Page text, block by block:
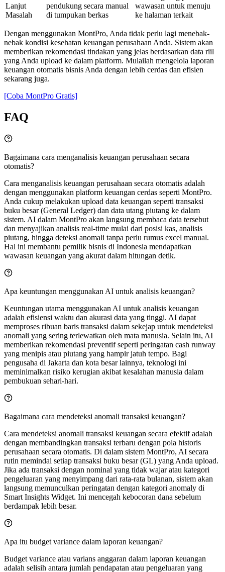
Lanjut
Masalah
pendukung secara manual
di tumpukan berkas
wawasan untuk menuju
ke halaman terkait
Dengan menggunakan MontPro, Anda tidak perlu lagi menebak-
nebak kondisi kesehatan keuangan perusahaan Anda. Sistem akan
memberikan rekomendasi tindakan yang jelas berdasarkan data riil
yang Anda upload ke dalam platform. Mulailah mengelola laporan
keuangan otomatis bisnis Anda dengan lebih cerdas dan efisien
sekarang juga.
[Coba MontPro Gratis]
FAQ
Bagaimana cara menganalisis keuangan perusahaan secara
otomatis?
Cara menganalisis keuangan perusahaan secara otomatis adalah
dengan menggunakan platform keuangan cerdas seperti MontPro.
Anda cukup melakukan upload data keuangan seperti transaksi
buku besar (General Ledger) dan data utang piutang ke dalam
sistem. AI dalam MontPro akan langsung membaca data tersebut
dan menyajikan analisis real-time mulai dari posisi kas, analisis
piutang, hingga deteksi anomali tanpa perlu rumus excel manual.
Hal ini membantu pemilik bisnis di Indonesia mendapatkan
wawasan keuangan yang akurat dalam hitungan detik.
Apa keuntungan menggunakan AI untuk analisis keuangan?
Keuntungan utama menggunakan AI untuk analisis keuangan
adalah efisiensi waktu dan akurasi data yang tinggi. AI dapat
memproses ribuan baris transaksi dalam sekejap untuk mendeteksi
anomali yang sering terlewatkan oleh mata manusia. Selain itu, AI
memberikan rekomendasi preventif seperti peringatan cash runway
yang menipis atau piutang yang hampir jatuh tempo. Bagi
pengusaha di Jakarta dan kota besar lainnya, teknologi ini
meminimalkan risiko kerugian akibat kesalahan manusia dalam
pembukuan sehari-hari.
Bagaimana cara mendeteksi anomali transaksi keuangan?
Cara mendeteksi anomali transaksi keuangan secara efektif adalah
dengan membandingkan transaksi terbaru dengan pola historis
perusahaan secara otomatis. Di dalam sistem MontPro, AI secara
rutin memindai setiap transaksi buku besar (GL) yang Anda upload.
Jika ada transaksi dengan nominal yang tidak wajar atau kategori
pengeluaran yang menyimpang dari rata-rata bulanan, sistem akan
langsung memunculkan peringatan dengan kategori anomaly di
Smart Insights Widget. Ini mencegah kebocoran dana sebelum
berdampak lebih besar.
Apa itu budget variance dalam laporan keuangan?
Budget variance atau varians anggaran dalam laporan keuangan
adalah selisih antara jumlah pendapatan atau pengeluaran yang